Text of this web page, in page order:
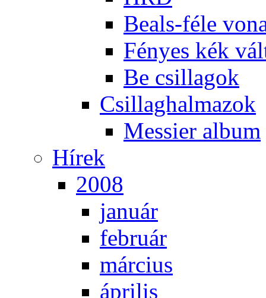
Be­als-fé­le
Fé­nyes kék
Be csil­la­gok
Csil­lag­hal­ma­zok
Mes­si­er al­bum
Hí­rek
2008
ja­nu­ár
feb­ru­ár
már­ci­us
áp­ri­lis